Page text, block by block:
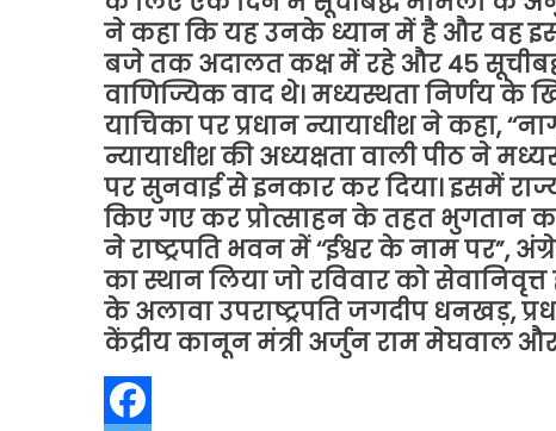
ने कहा कि यह उनके ध्यान में है और वह इस
बजे तक अदालत कक्ष में रहे और 45
वाणिज्यिक वाद थे। मध्यस्थता निर्णय के
याचिका पर प्रधान न्यायाधीश ने कहा,
न्यायाधीश की अध्यक्षता वाली पीठ ने
पर सुनवाई से इनकार कर दिया। इसमें
किए गए कर प्रोत्साहन के तहत भुगतान
ने राष्ट्रपति भवन में ‘‘ईश्वर के नाम पर”,
का स्थान लिया जो रविवार को
के अलावा उपराष्ट्रपति जगदीप धनखड़,
केंद्रीय कानून मंत्री अर्जुन राम मेघवाल